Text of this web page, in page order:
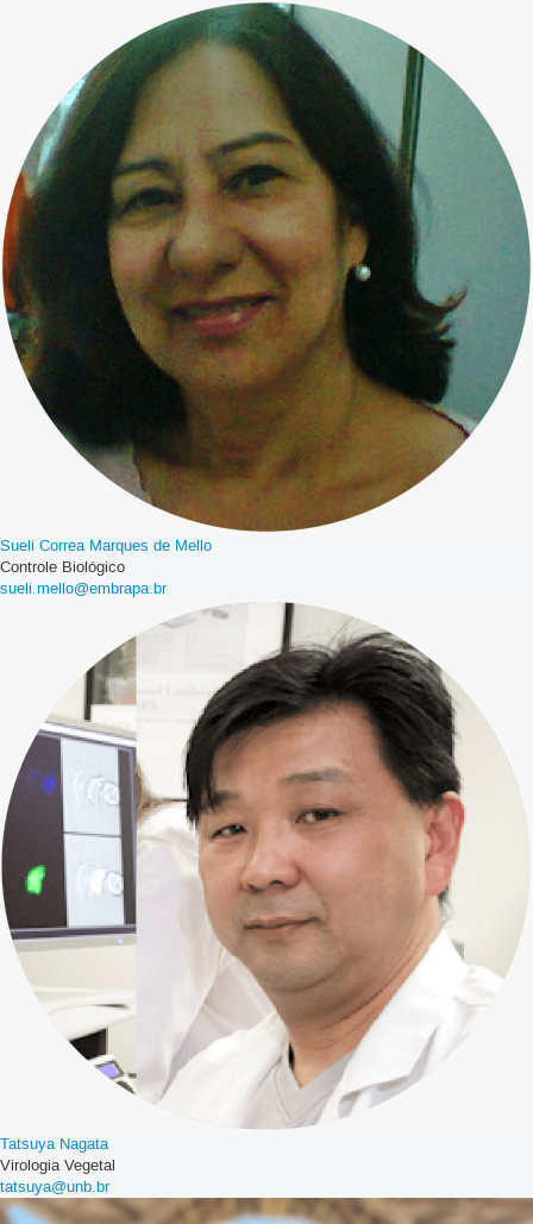
Sueli Correa Marques de Mello
Controle Biológico
sueli.mello@embrapa.br
Tatsuya Nagata
Virologia Vegetal
tatsuya@unb.br